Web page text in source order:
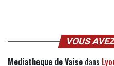
VOUS
Mediatheque de Vaise dans